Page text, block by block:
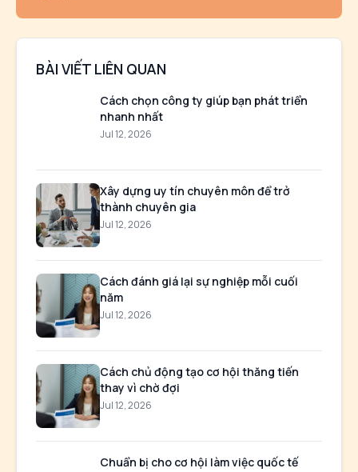
BÀI VIẾT LIÊN QUAN
Cách chọn công ty giúp bạn phát triển
nhanh nhất
Jul 12, 2026
Xây dựng uy tín chuyên môn để trở
thành chuyên gia
Jul 12, 2026
Cách đánh giá lại sự nghiệp mỗi cuối
năm
Jul 12, 2026
Cách chủ động tạo cơ hội thăng tiến
thay vì chờ đợi
Jul 12, 2026
Chuẩn bị cho cơ hội làm việc quốc tế